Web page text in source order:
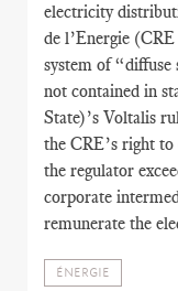
electricity
de l’Energie
system of “diffuse
not contained in
State)’s Voltalis
the CRE’s right
the regulator
corporate
remunerate the
ÉNERGIE